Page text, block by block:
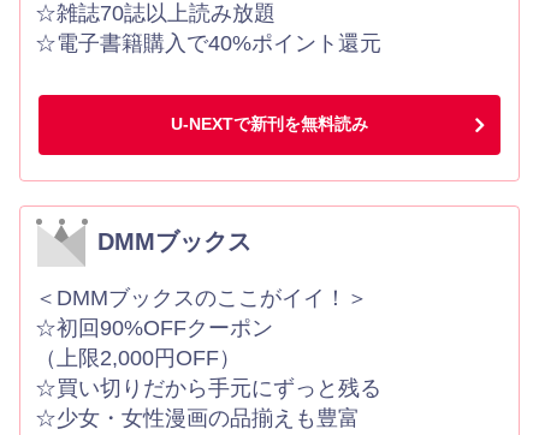
☆雑誌70誌以上読み放題
☆電子書籍購入で40%ポイント還元
U-NEXTで新刊を無料読み
DMMブックス
＜DMMブックスのここがイイ！＞
☆初回90%OFFクーポン
（上限2,000円OFF）
☆買い切りだから手元にずっと残る
☆少女・女性漫画の品揃えも豊富